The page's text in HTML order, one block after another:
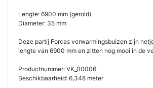
Lengte: 6900 mm (gerold)
Diameter: 35 mm
Deze partij Forcas verwarmingsbuizen zijn
lengte van 6900 mm en zitten nog mooi in de
Productnummer: VK_00006
Beschikbaarheid: 6,348 meter